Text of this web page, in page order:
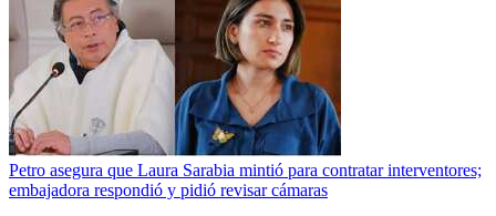
Petro asegura que Laura Sarabia mintió para contratar interventores;
embajadora respondió y pidió revisar cámaras